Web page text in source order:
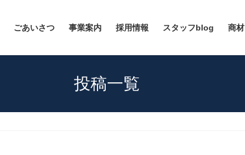
ごあいさつ 事業案内 採用情報 スタッフblog 商材
投稿一覧